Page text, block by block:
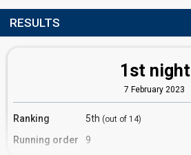
RESULTS
1st night
7 February 2023
Ranking 5th (out of 14)
Running order 9